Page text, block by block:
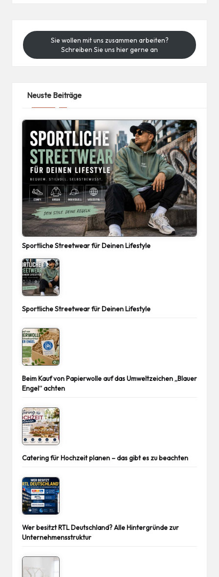
Sie wollen mit uns zusammen arbeiten?
Schreiben Sie uns hier gerne an
Neuste Beiträge
Sportliche Streetwear für Deinen Lifestyle
Sportliche Streetwear für Deinen Lifestyle
Beim Kauf von Papierwolle auf das Umweltzeichen „Blauer
Engel“ achten
Catering für Hochzeit planen – das gibt es zu beachten
Wer besitzt RTL Deutschland? Alle Hintergründe zur
Unternehmensstruktur